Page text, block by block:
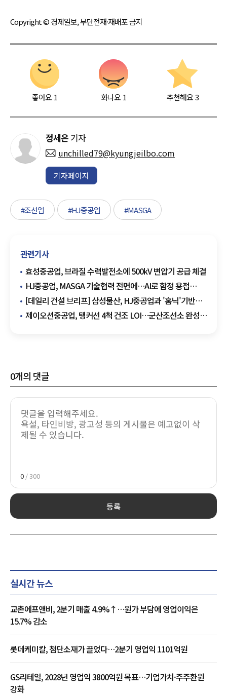
Copyright © 경제일보, 무단전재·재배포 금지
좋아요 1 화나요 1 추천해요 3
정세은 기자
unchilled79@kyungjeilbo.com
기자페이지
#조선업 #HJ중공업 #MASGA
관련기사
효성중공업, 브라질 수력발전소에 500kV 변압기 공급 체결
HJ중공업, MASGA 기술협력 전면에…AI로 함정 용접
자동화
[데일리 건설 브리프] 삼성물산, HJ중공업과 '홈닉'기반
스마트 주거 서비스 확대 外
제이오션중공업, 탱커선 4척 건조 LOI…군산조선소 완성선
0개의 댓글
0 / 300
등록
실시간 뉴스
교촌에프앤비, 2분기 매출 4.9%↑…원가 부담에 영업이익은
15.7% 감소
롯데케미칼, 첨단소재가 끌었다…2분기 영업익 1101억원
GS리테일, 2028년 영업익 3800억원 목표…기업가치·주주환원
강화